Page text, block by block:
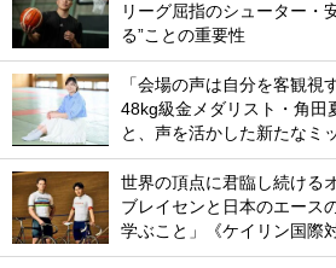
リーグ屈指のシューター・
る”ことの重要性
「会場の声は自分を客観視
48kg級金メダリスト・角田
と、声を活かした新たなミ
世界の頂点に君臨し続ける
ブレイセンと日本のエース
学ぶこと」《ケイリン国際